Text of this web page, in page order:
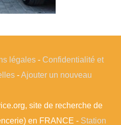
légales- Confidentialité et
-Ajouter un nouveau
site de recherche de
en FRANCE - Station